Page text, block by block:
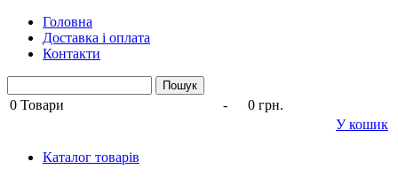
Головна
Доставка і оплата
Контакти
0 Товари -
0 грн.
У кошик
Каталог товарів